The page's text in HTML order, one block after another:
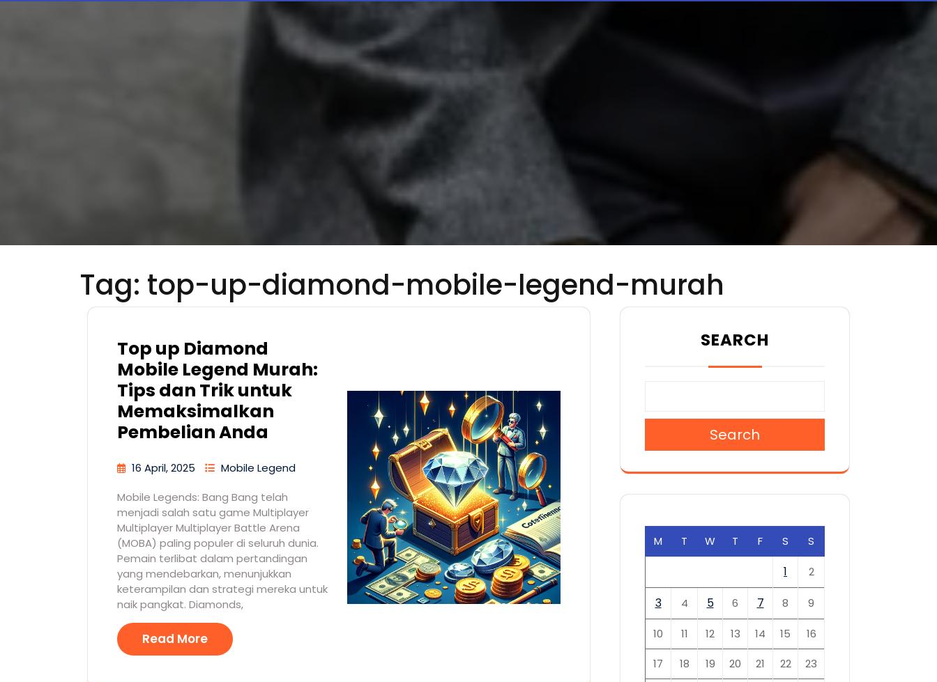
Tag: top-up-diamond-mobile-legend-murah
Top up Diamond
Mobile Legend Murah:
Tips dan Trik untuk
Memaksimalkan
Pembelian Anda
16 April, 2025
Mobile Legend
Mobile Legends: Bang Bang telah
menjadi salah satu game Multiplayer
Multiplayer Multiplayer Battle Arena
(MOBA) paling populer di seluruh dunia.
Pemain terlibat dalam pertandingan
yang mendebarkan, menunjukkan
keterampilan dan strategi mereka untuk
naik pangkat. Diamonds,
Read More
SEARCH
Search
M T W T F S S
1 2
3 4 5 6 7 8 9
10 11 12 13 14 15 16
17 18 19 20 21 22 23